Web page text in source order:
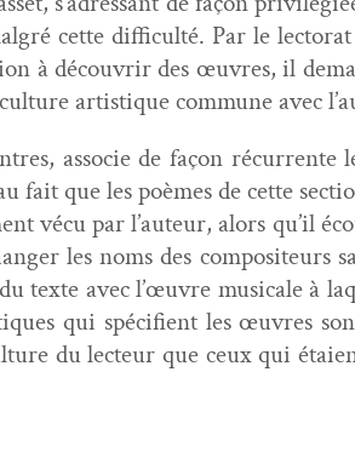
cette dif­fi­culté. Par le
à décou­vrir des œuvres, il
artis­tique com­mune avec
asso­cie de façon récur­rente
fait que les poèmes de cette
vécu par l’auteur, alors qu’il
les noms des com­pos­i­teurs
texte avec l’œuvre musi­cale à
qui spé­ci­fient les œuvres
du lecteur que ceux qui